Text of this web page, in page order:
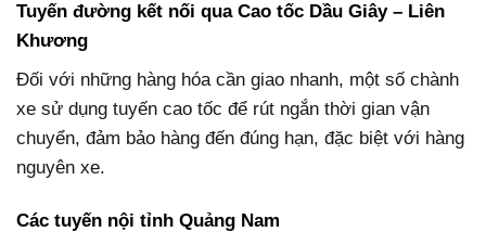
Tuyến đường kết nối qua Cao tốc Dầu Giây – Liên
Khương
Đối với những hàng hóa cần giao nhanh, một số chành
xe sử dụng tuyến cao tốc để rút ngắn thời gian vận
chuyển, đảm bảo hàng đến đúng hạn, đặc biệt với hàng
nguyên xe.
Các tuyến nội tỉnh Quảng Nam